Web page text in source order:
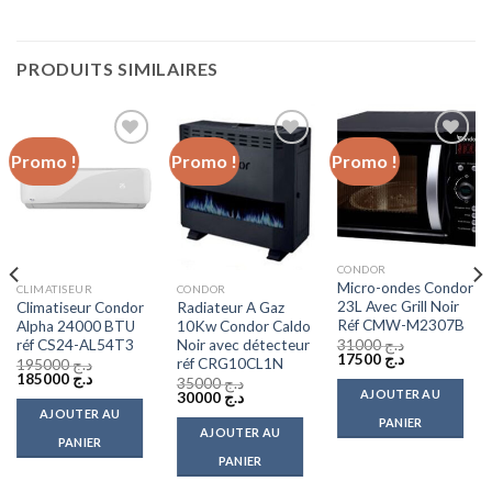
PRODUITS SIMILAIRES
Promo !
wishlist
CLIMATISEUR
Climatiseur Condor
Alpha 24000 BTU
réf CS24-AL54T3
د.ج195000
Le
initial
était :
د.ج 195000.
د.ج 185000
Le
actuel
est :
AJOUTER AU
PANIER
Promo !
CONDOR
Radiateur A Gaz
10Kw Condor Caldo
Noir avec détecteur
réf CRG10CL1N
د.ج35000
Le
initial
était :
د.ج 35000.
د.ج 30000
Le
actuel
est :
AJOUTER AU
PANIER
Promo !
Add to
wishlist
CONDOR
Micro-ondes Condor
23L Avec Grill Noir
Réf CMW-M2307B
د.ج31000
Le
initial
était :
د.ج 31000.
د.ج 17500
Le
actuel
est :
AJOUTER AU
PANIER